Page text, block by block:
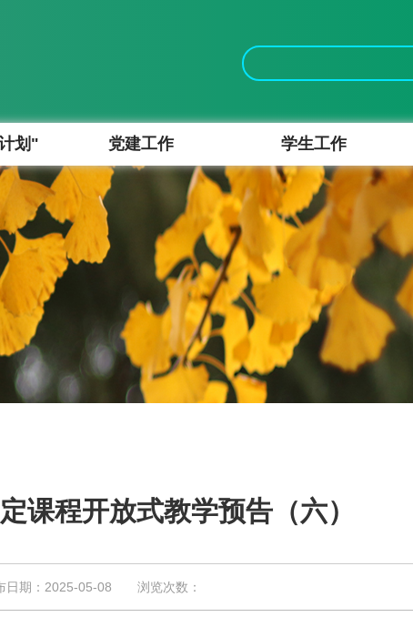
划" 党建工作 学生工作
课程开放式教学预告（六）
期：2025-05-08 浏览次数：